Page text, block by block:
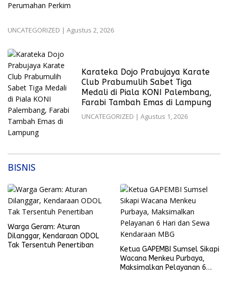
UNCATEGORIZED | Agustus 2, 2026
Karateka Dojo Prabujaya Karate
Club Prabumulih Sabet Tiga
Medali di Piala KONI Palembang,
Farabi Tambah Emas di Lampung
UNCATEGORIZED | Agustus 1, 2026
BISNIS
Warga Geram: Aturan
Dilanggar, Kendaraan ODOL
Tak Tersentuh Penertiban
Ketua GAPEMBI Sumsel Sikapi
Wacana Menkeu Purbaya,
Maksimalkan Pelayanan 6